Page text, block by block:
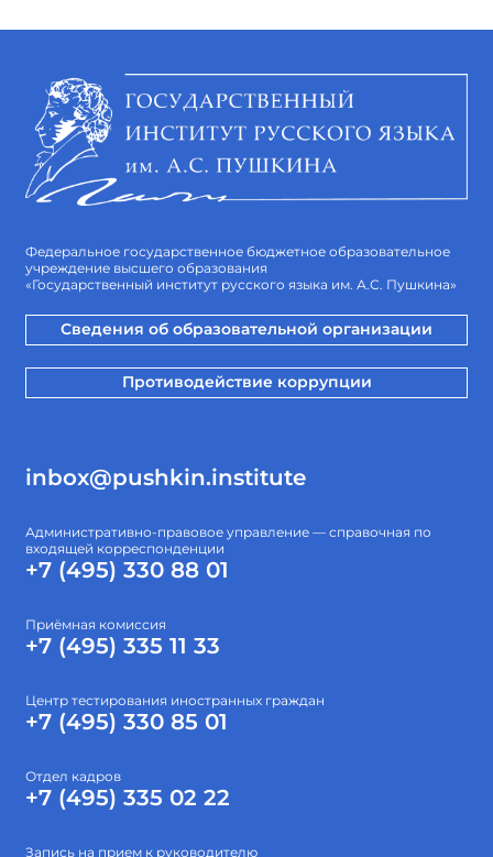
Федеральное государственное бюджетное образовательное
учреждение высшего образования
«Государственный институт русского языка им. А.С. Пушкина»
Сведения об образовательной организации
Противодействие коррупции
inbox@pushkin.institute
Административно-правовое управление — справочная по
входящей корреспонденции
+7 (495) 330 88 01
Приёмная комиссия
+7 (495) 335 11 33
Центр тестирования иностранных граждан
+7 (495) 330 85 01
Отдел кадров
+7 (495) 335 02 22
Запись на прием к руководителю